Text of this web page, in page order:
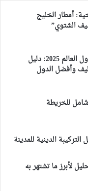
أمطار الخليج
الشتوي”
الهجرة واللجوء في دول العالم 2025: دليل
وأفضل الدول
للخريطة
الدينية للمدينة
لأبرز ما تشتهر به